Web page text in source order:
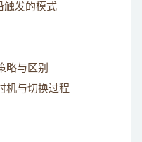
触发的模式
略与区别
机与切换过程